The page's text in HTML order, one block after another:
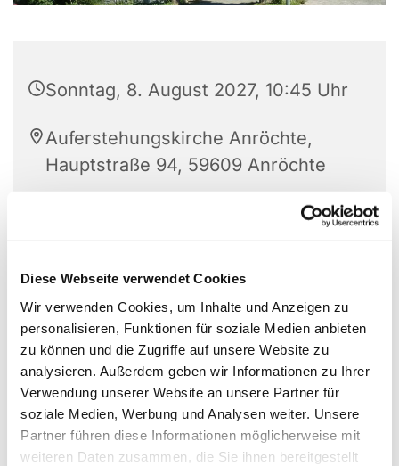
Diese Webseite verwendet Cookies
Wir verwenden Cookies, um Inhalte und Anzeigen zu
personalisieren, Funktionen für soziale Medien anbieten
zu können und die Zugriffe auf unsere Website zu
analysieren. Außerdem geben wir Informationen zu Ihrer
Verwendung unserer Website an unsere Partner für
soziale Medien, Werbung und Analysen weiter. Unsere
Partner führen diese Informationen möglicherweise mit
weiteren Daten zusammen, die Sie ihnen bereitgestellt
Sonntag, 8. August 2027, 10:45 Uhr
Auferstehungskirche Anröchte,
Hauptstraße 94, 59609 Anröchte